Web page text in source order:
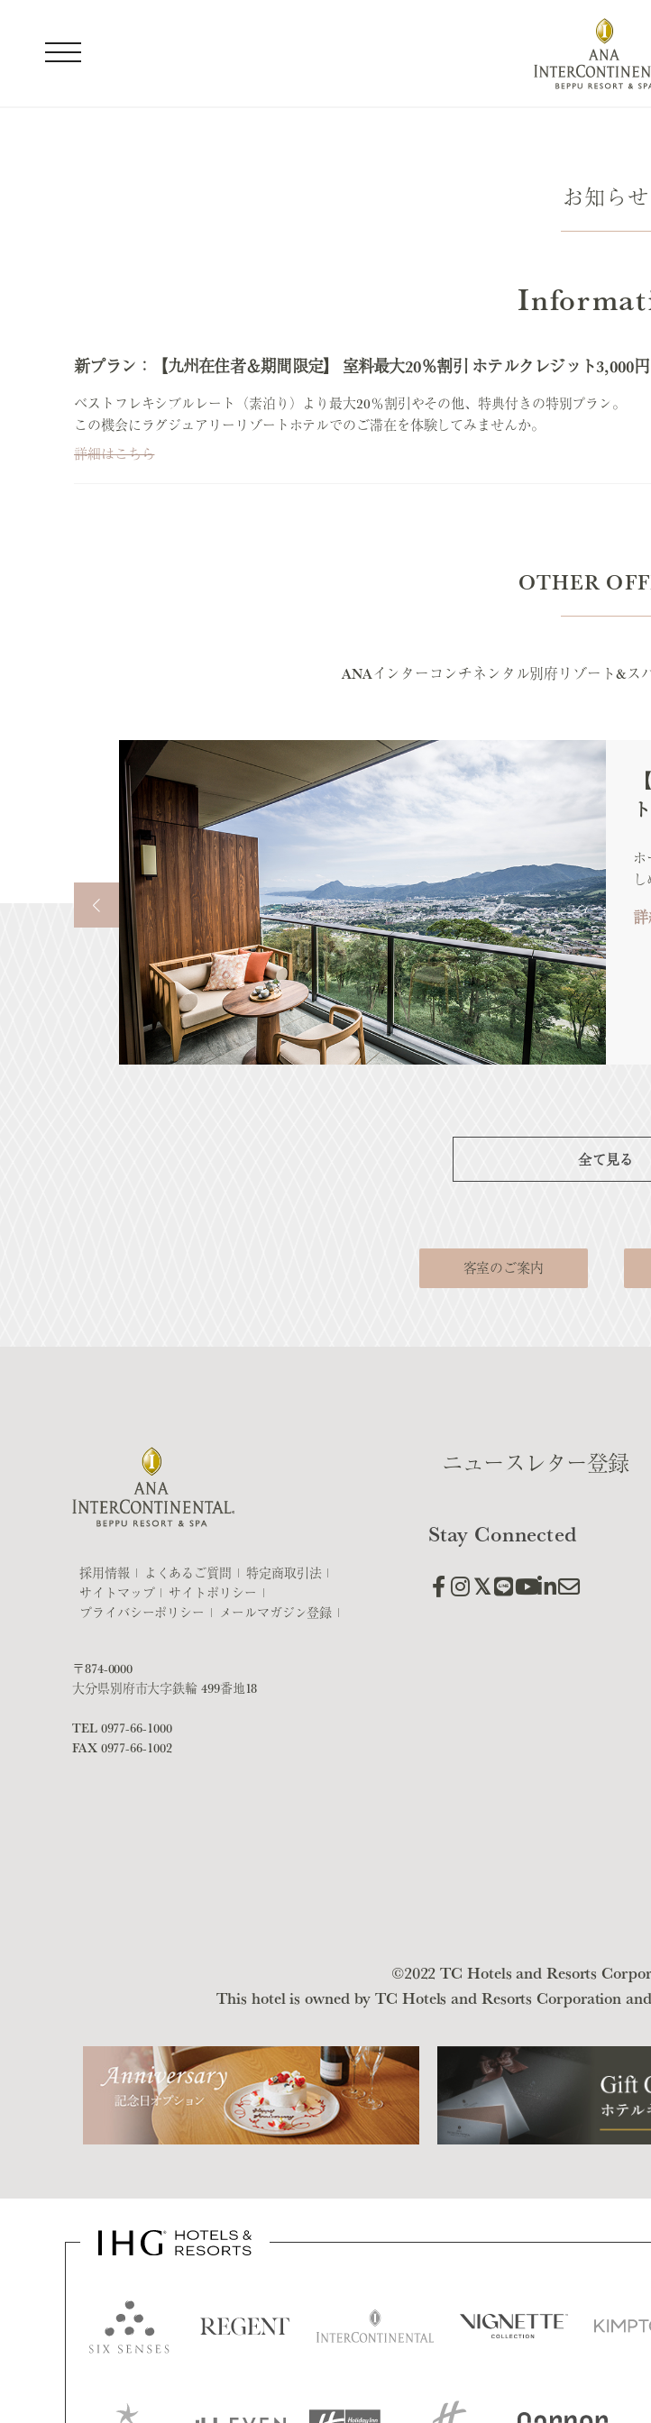
お知らせ
新プラン：【九州在住者＆期間限定】 室料最大20％割引 ホテルクレジット3,000
ベストフレキシブルレート（素泊り）より最大20％割引やその他、特典付きの特別プラン。
この機会にラグジュアリーリゾートホテルでのご滞在を体験してみませんか。
詳細はこちら
OTHER
ANAインターコンチネンタル別府リゾート&ス
全て見る
客室のご案内
採用情報 よくあるご質問
特定商取引法
サイトマップ
サイトポリシー
プライバシーポリシー
メールマガジン登録
〒874-0000
大分県別府市大字鉄輪 499番地18
TEL 0977-66-1000
FAX 0977-66-1002
ニュースレター登録
Stay Connected
©2022 TC Hotels and Resorts
This hotel is owned by TC Hotels and Resorts Corporation